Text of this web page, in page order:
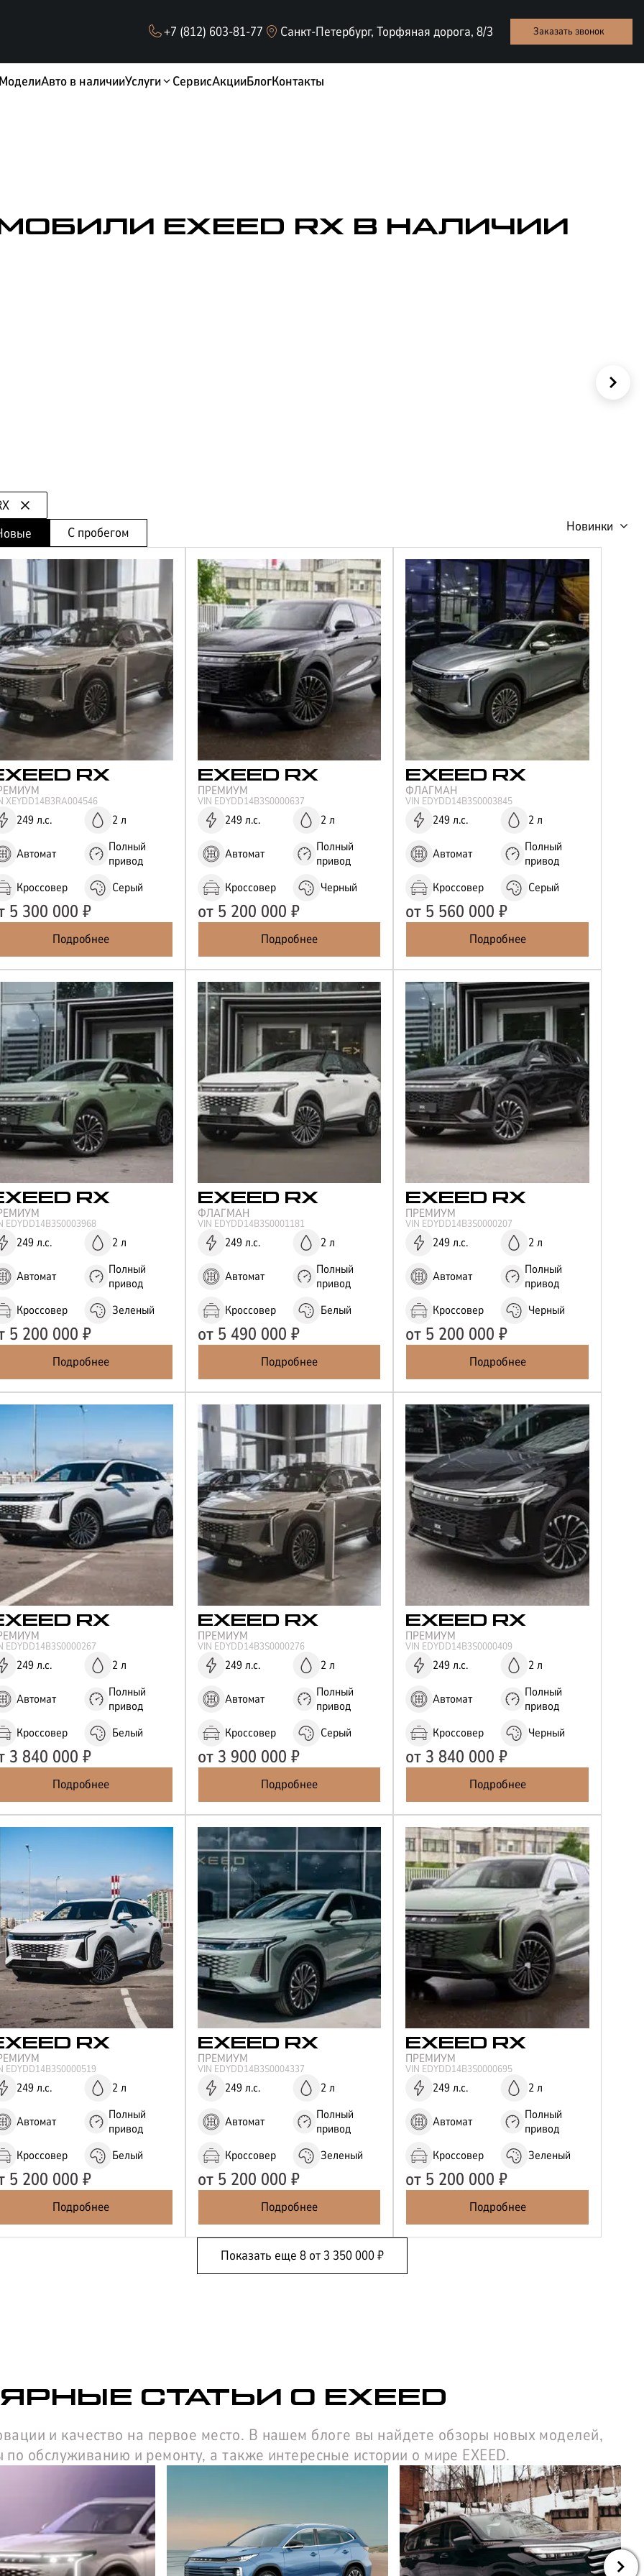
Нажимая кнопку “Отправить”, я соглашаюсь на
+7 (812) 603-81-77 Санкт-Петербург, Торфяная дорога, 8/3 Заказать звонок
Авто в наличииУслуги СервисАкцииБлогКонтакты
ЛИЗИНГ
EXEED RX В НАЛИЧИИ
С пробегом Новинки
RX
XEYDD14B3RA004546
249 л.с. 2 л
Автомат
Полный
привод
Кроссовер
Серый
5 300 000 ₽
Подробнее
EXEED RX
ПРЕМИУМ
VIN EDYDD14B3S0000637
249 л.с. 2 л
Автомат
Полный
привод
Кроссовер
Черный
от 5 200 000 ₽
Подробнее
EXEED RX
ФЛАГМАН
VIN EDYDD14B3S0003845
249 л.с. 2 л
Автомат
Полный
привод
Кроссовер
Серый
от 5 560 000 ₽
Подробнее
RX
EDYDD14B3S0003968
249 л.с. 2 л
Автомат
Полный
привод
Кроссовер
Зеленый
5 200 000 ₽
Подробнее
EXEED RX
ФЛАГМАН
VIN EDYDD14B3S0001181
249 л.с. 2 л
Автомат
Полный
привод
Кроссовер
Белый
от 5 490 000 ₽
Подробнее
EXEED RX
ПРЕМИУМ
VIN EDYDD14B3S0000207
249 л.с. 2 л
Автомат
Полный
привод
Кроссовер
Черный
от 5 200 000 ₽
Подробнее
RX
EDYDD14B3S0000267
249 л.с. 2 л
Автомат
Полный
привод
Кроссовер
Белый
3 840 000 ₽
Подробнее
EXEED RX
ПРЕМИУМ
VIN EDYDD14B3S0000276
249 л.с. 2 л
Автомат
Полный
привод
Кроссовер
Серый
от 3 900 000 ₽
Подробнее
EXEED RX
ПРЕМИУМ
VIN EDYDD14B3S0000409
249 л.с. 2 л
Автомат
Полный
привод
Кроссовер
Черный
от 3 840 000 ₽
Подробнее
RX
EDYDD14B3S0000519
249 л.с. 2 л
Автомат
Полный
привод
Кроссовер
Белый
5 200 000 ₽
Подробнее
EXEED RX
ПРЕМИУМ
VIN EDYDD14B3S0004337
249 л.с. 2 л
Автомат
Полный
привод
Кроссовер
Зеленый
от 5 200 000 ₽
Подробнее
EXEED RX
ПРЕМИУМ
VIN EDYDD14B3S0000695
249 л.с. 2 л
Автомат
Полный
привод
Кроссовер
Зеленый
от 5 200 000 ₽
Подробнее
Показать еще8 от 3 350 000₽
СТАТЬИ О EXEED
и качество на первое место. В нашем блоге вы найдете обзоры новых моделей,
обслуживанию и ремонту, а также интересные истории о мире EXEED.